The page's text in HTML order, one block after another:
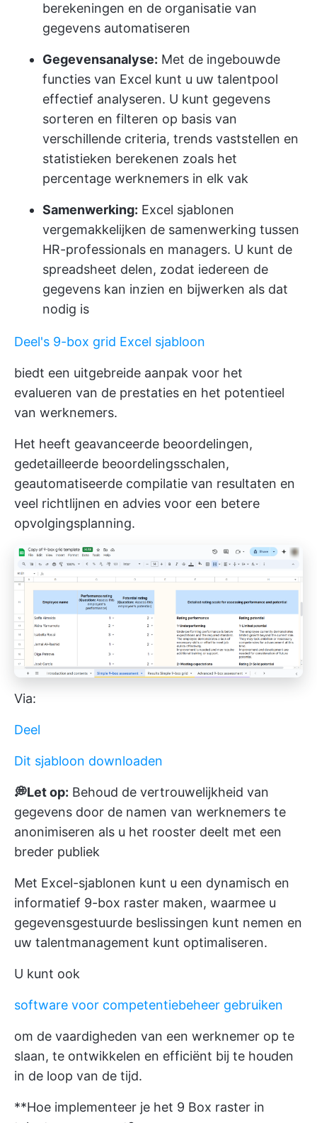
berekeningen en de organisatie van
gegevens automatiseren
Gegevensanalyse: Met de ingebouwde
functies van Excel kunt u uw talentpool
effectief analyseren. U kunt gegevens
sorteren en filteren op basis van
verschillende criteria, trends vaststellen en
statistieken berekenen zoals het
percentage werknemers in elk vak
Samenwerking: Excel sjablonen
vergemakkelijken de samenwerking tussen
HR-professionals en managers. U kunt de
spreadsheet delen, zodat iedereen de
gegevens kan inzien en bijwerken als dat
nodig is
Deel's 9-box grid Excel sjabloon
biedt een uitgebreide aanpak voor het
evalueren van de prestaties en het potentieel
van werknemers.
Het heeft geavanceerde beoordelingen,
gedetailleerde beoordelingsschalen,
geautomatiseerde compilatie van resultaten en
veel richtlijnen en advies voor een betere
opvolgingsplanning.
Via:
Deel
Dit sjabloon downloaden
💭Let op: Behoud de vertrouwelijkheid van
gegevens door de namen van werknemers te
anonimiseren als u het rooster deelt met een
breder publiek
Met Excel-sjablonen kunt u een dynamisch en
informatief 9-box raster maken, waarmee u
gegevensgestuurde beslissingen kunt nemen en
uw talentmanagement kunt optimaliseren.
U kunt ook
software voor competentiebeheer gebruiken
om de vaardigheden van een werknemer op te
slaan, te ontwikkelen en efficiënt bij te houden
in de loop van de tijd.
**Hoe implementeer je het 9 Box raster in